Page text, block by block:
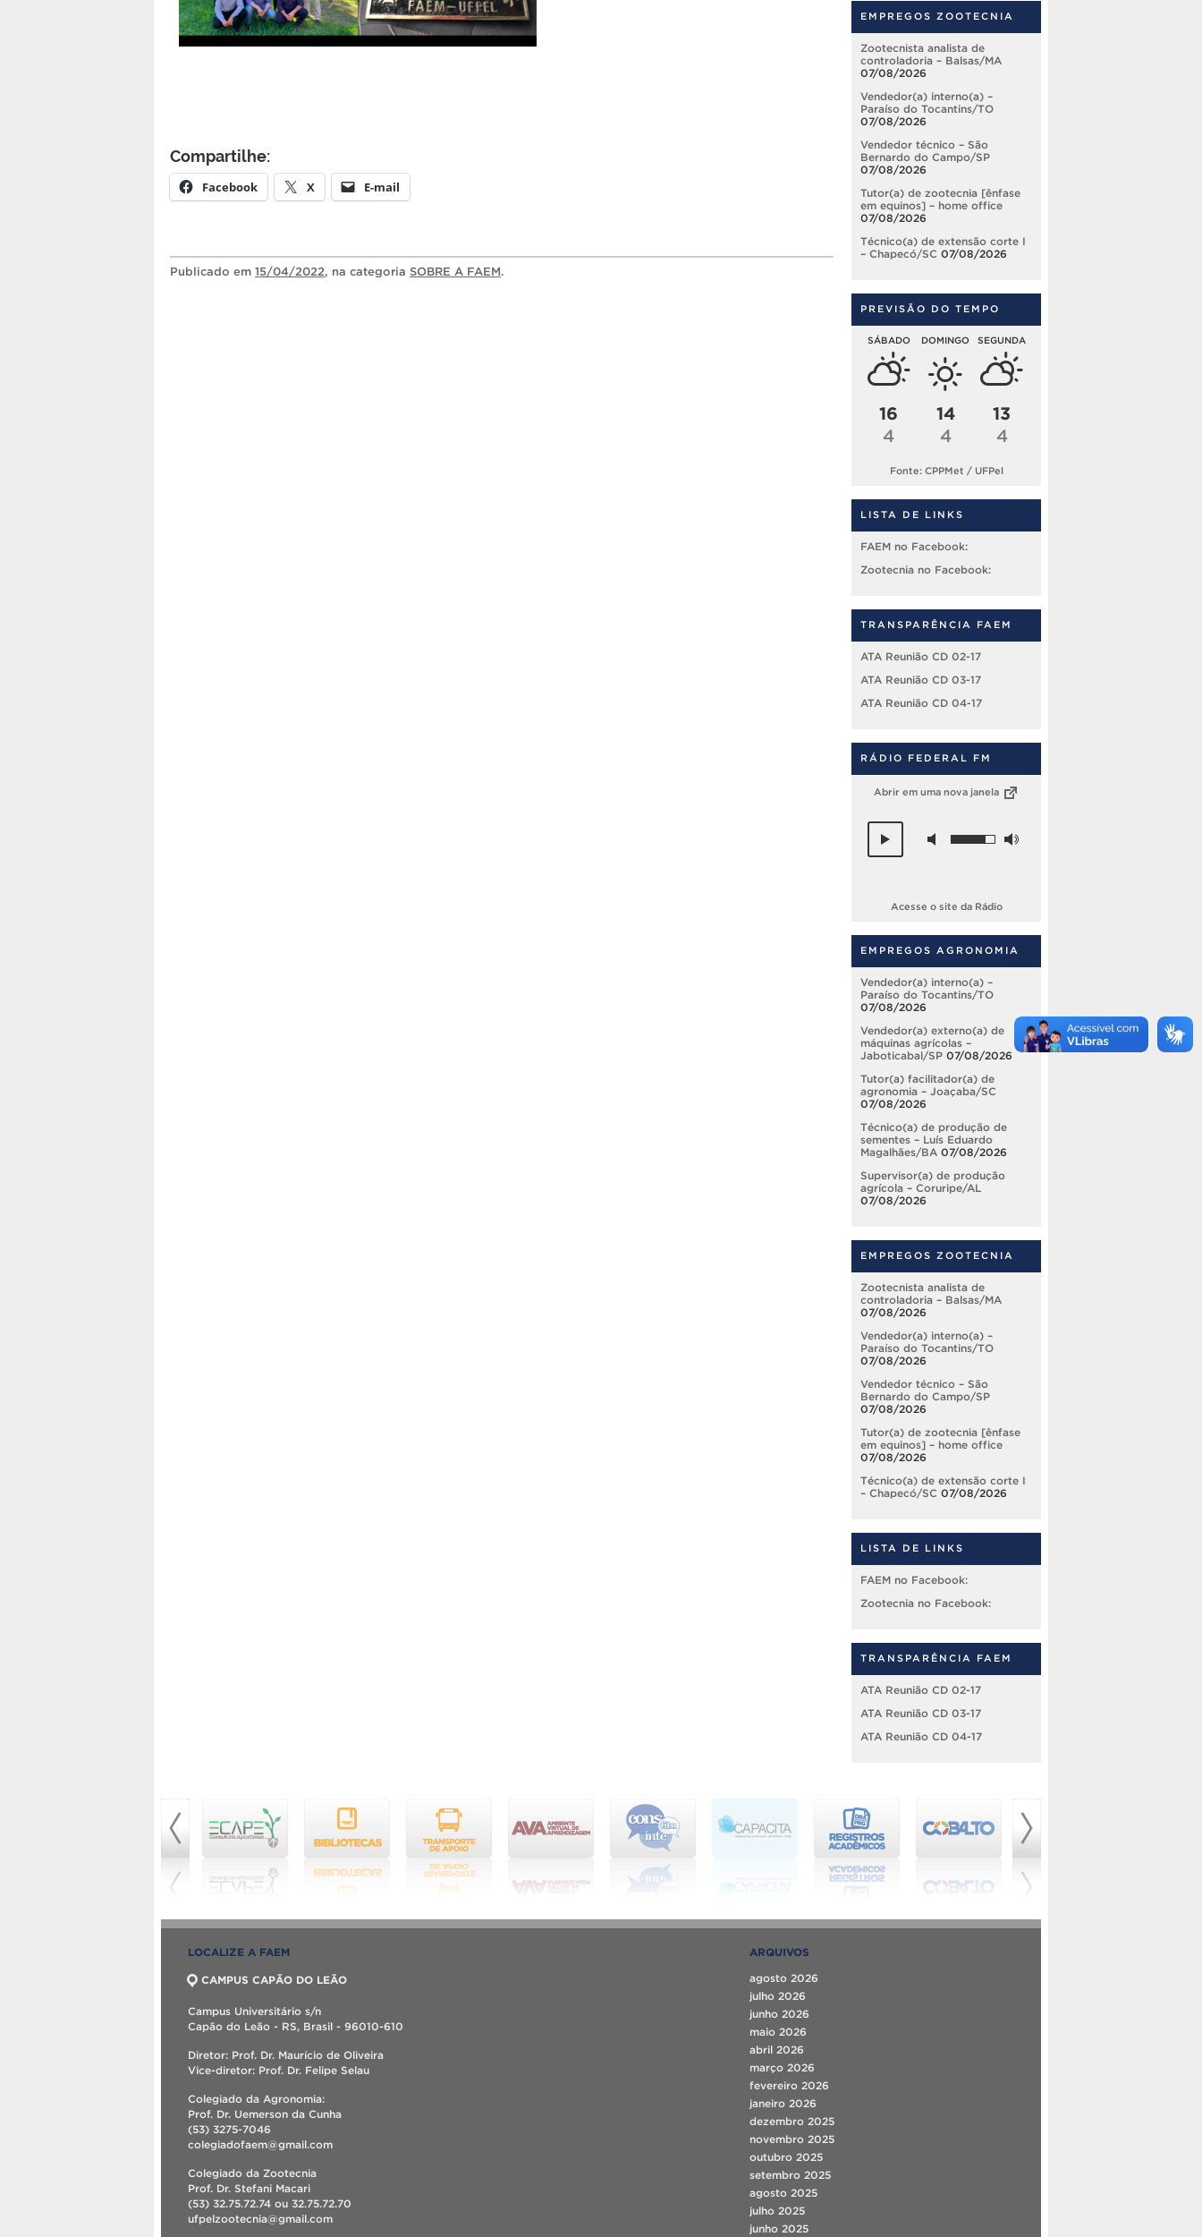
Compartilhe:
Facebook X E-mail
Publicado em 15/04/2022, na categoria SOBRE A FAEM.
EMPREGOS ZOOTECNIA
Zootecnista analista de
controladoria – Balsas/MA
07/08/2026
Vendedor(a) interno(a) –
Paraíso do Tocantins/TO
07/08/2026
Vendedor técnico – São
Bernardo do Campo/SP
07/08/2026
Tutor(a) de zootecnia [ênfase
em equinos] – home office
07/08/2026
Técnico(a) de extensão corte I
– Chapecó/SC 07/08/2026
PREVISÃO DO TEMPO
SÁBADO
16
4
DOMINGO
14
4
SEGUNDA
13
4
Fonte: CPPMet / UFPel
LISTA DE LINKS
FAEM no Facebook:
Zootecnia no Facebook:
TRANSPARÊNCIA FAEM
ATA Reunião CD 02-17
ATA Reunião CD 03-17
ATA Reunião CD 04-17
RÁDIO FEDERAL FM
Abrir em uma nova janela
Acesse o site da Rádio
EMPREGOS AGRONOMIA
Vendedor(a) interno(a) –
Paraíso do Tocantins/TO
07/08/2026
Vendedor(a) externo(a) de
máquinas agrícolas –
Jaboticabal/SP 07/08/2026
Tutor(a) facilitador(a) de
agronomia – Joaçaba/SC
07/08/2026
Técnico(a) de produção de
sementes – Luís Eduardo
Magalhães/BA 07/08/2026
Supervisor(a) de produção
agrícola – Coruripe/AL
07/08/2026
EMPREGOS ZOOTECNIA
Zootecnista analista de
controladoria – Balsas/MA
07/08/2026
Vendedor(a) interno(a) –
Paraíso do Tocantins/TO
07/08/2026
Vendedor técnico – São
Bernardo do Campo/SP
07/08/2026
Tutor(a) de zootecnia [ênfase
em equinos] – home office
07/08/2026
Técnico(a) de extensão corte I
– Chapecó/SC 07/08/2026
LISTA DE LINKS
FAEM no Facebook:
Zootecnia no Facebook:
TRANSPARÊNCIA FAEM
ATA Reunião CD 02-17
ATA Reunião CD 03-17
ATA Reunião CD 04-17
LOCALIZE A FAEM
CAMPUS CAPÃO DO LEÃO
Campus Universitário s/n
Capão do Leão - RS, Brasil - 96010-610
Diretor: Prof. Dr. Maurício de Oliveira
Vice-diretor: Prof. Dr. Felipe Selau
Colegiado da Agronomia:
Prof. Dr. Uemerson da Cunha
(53) 3275-7046
colegiadofaem@gmail.com
Colegiado da Zootecnia
Prof. Dr. Stefani Macari
(53) 32.75.72.74 ou 32.75.72.70
ufpelzootecnia@gmail.com
ARQUIVOS
agosto 2026
julho 2026
junho 2026
maio 2026
abril 2026
março 2026
fevereiro 2026
janeiro 2026
dezembro 2025
novembro 2025
outubro 2025
setembro 2025
agosto 2025
julho 2025
junho 2025